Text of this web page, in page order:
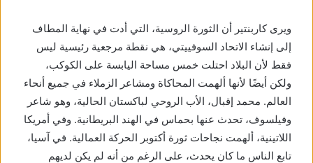
ويرى كاربنتير أن الثورة الروسية، التي أدت في نهاية المطاف
إلى إنشاء الاتحاد السوفييتي، هي نقطة مرجعية رئيسية ليس
فقط لأن البلاد احتلت خمس مساحة اليابسة على الكوكب،
ولكن أيضًا لأنها ألهمت المحاكاة ومشاعر الزملاء في جميع أنحاء
العالم. محمد إقبال، الأب الروحي لباكستان الحالية، وهو شاعر
وفيلسوف، تحدث عنها بحماس في الهند البريطانية. وفي أمريكا
اللاتينية، ألهمت نجاحات ثورة أكتوبر الحركة العمالية. في آسيا،
تابع الناس ما كان يحدث، على الرغم من أنه لم يكن لديهم